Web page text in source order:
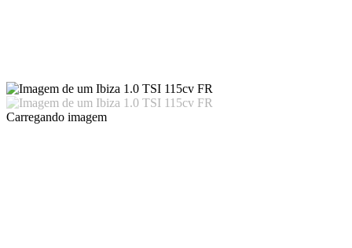
Carregando imagem